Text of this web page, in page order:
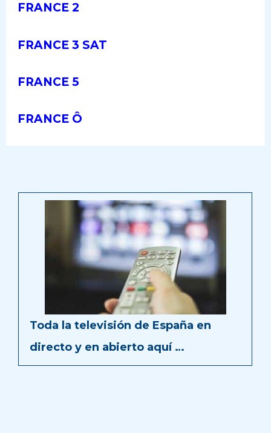
FRANCE 2
FRANCE 3 SAT
FRANCE 5
FRANCE Ô
Toda la televisión de España en
directo y en abierto aquí …